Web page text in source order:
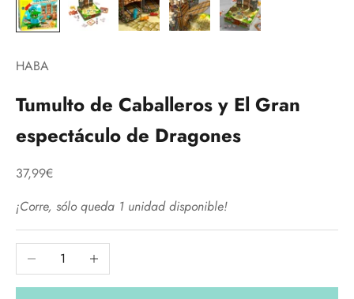
HABA
Tumulto de Caballeros y El Gran
espectáculo de Dragones
Precio de oferta
37,99€
¡Corre, sólo queda 1 unidad disponible!
Reducir cantidadAumentar cantidad